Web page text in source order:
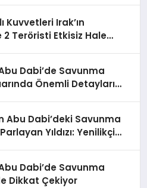
Kuvvetleri Irak’ın
2 Teröristi Etkisiz Hale
Abu Dabi’de Savunma
Önemli Detayları
Abu Dabi’deki Savunma
Yıldızı: Yenilikçi
Abu Dabi’de Savunma
Dikkat Çekiyor